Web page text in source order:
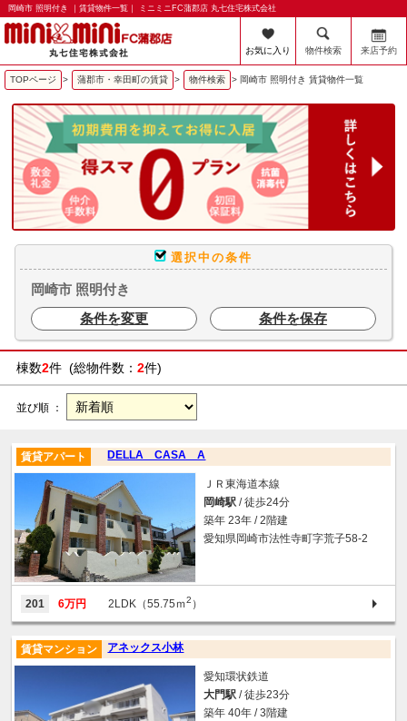
岡崎市 照明付き ｜賃貸物件一覧｜ ミニミニFC蒲郡店 丸七住宅株式会社
お気に入り 物件検索 来店予約
TOPページ > 蒲郡市・幸田町の賃貸 > 物件検索 > 岡崎市 照明付き 賃貸物件一覧
選択中の条件
岡崎市 照明付き
条件を変更
条件を保存
棟数2件 (総物件数： 2件)
並び順 ：
DELLA CASA A
賃貸アパート
ＪＲ東海道本線
岡崎駅 / 徒歩24分
築年 23年 / 2階建
愛知県岡崎市法性寺町字荒子58-2
201 6万円 2LDK（55.75ｍ2 ）
アネックス小林
賃貸マンション
愛知環状鉄道
大門駅 / 徒歩23分
築年 40年 / 3階建